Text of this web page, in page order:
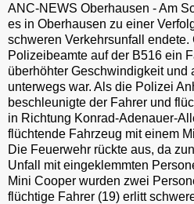
ANC-NEWS Oberhausen - Am
es in Oberhausen zu einer
schweren Verkehrsunfall
Polizeibeamte auf der B516 ein
überhöhter Geschwindigkeit und
unterwegs war. Als die Polizei
beschleunigte der Fahrer und
in Richtung Konrad-Adenauer-
flüchtende Fahrzeug mit einem
Die Feuerwehr rückte aus, da
Unfall mit eingeklemmten
Mini Cooper wurden zwei
flüchtige Fahrer (19) erlitt